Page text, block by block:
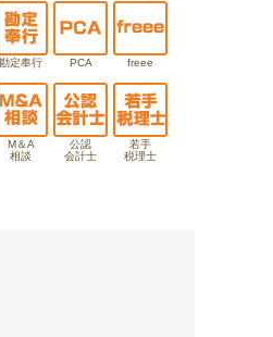
勘定奉行 PCA freee
M＆A
相談
公認
会計士
若手
税理士